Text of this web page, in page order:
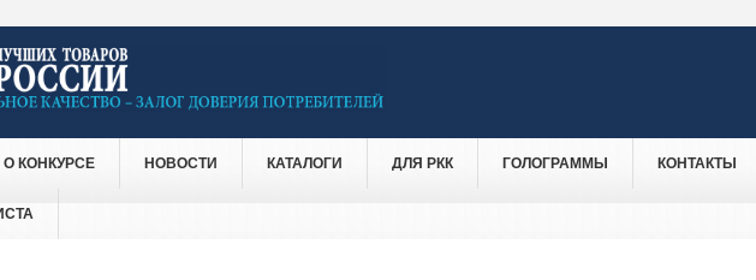
О КОНКУРСЕ НОВОСТИ КАТАЛОГИ ДЛЯ РКК ГОЛОГРАММЫ КОНТАКТЫ